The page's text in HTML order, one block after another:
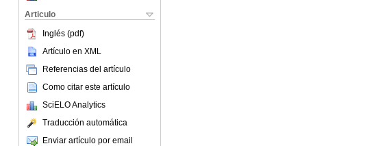
Articulo
Inglés (pdf)
Artículo en XML
Referencias del artículo
Como citar este artículo
SciELO Analytics
Traducción automática
Enviar artículo por email